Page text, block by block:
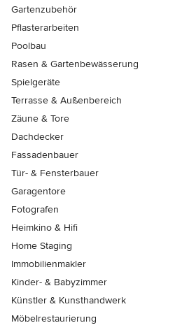
Gartenzubehör
Pflasterarbeiten
Poolbau
Rasen & Gartenbewässerung
Spielgeräte
Terrasse & Außenbereich
Zäune & Tore
Dachdecker
Fassadenbauer
Tür- & Fensterbauer
Garagentore
Fotografen
Heimkino & Hifi
Home Staging
Immobilienmakler
Kinder- & Babyzimmer
Künstler & Kunsthandwerk
Möbelrestaurierung